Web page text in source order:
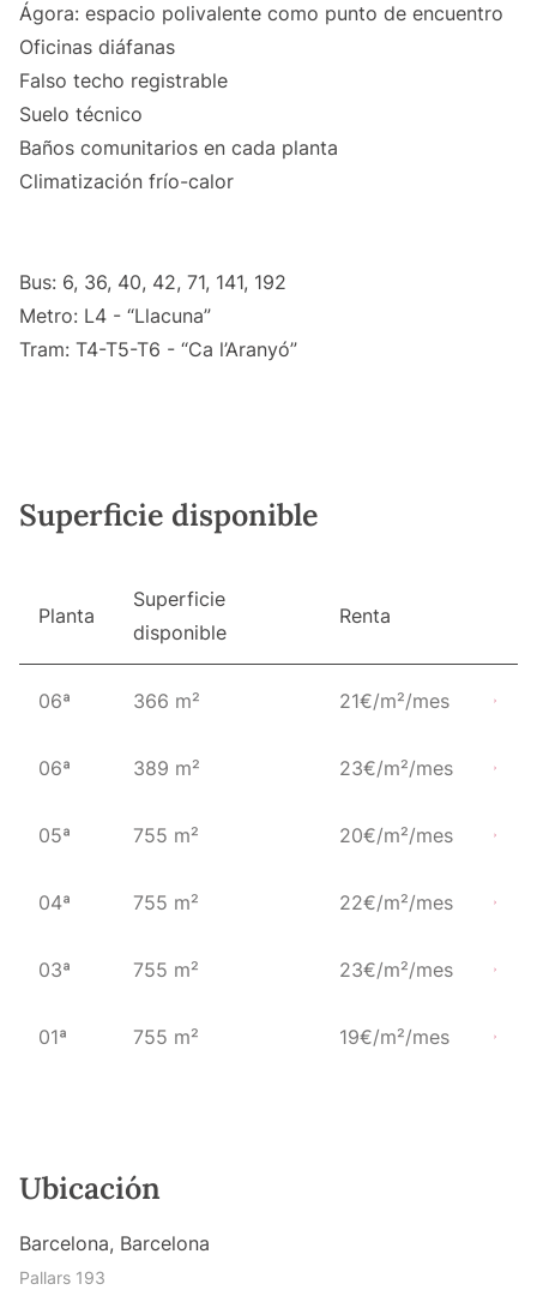
Ágora: espacio polivalente como punto de encuentro
Oficinas diáfanas
Falso techo registrable
Suelo técnico
Baños comunitarios en cada planta
Climatización frío-calor
Bus: 6, 36, 40, 42, 71, 141, 192
Metro: L4 - “Llacuna”
Tram: T4-T5-T6 - “Ca l’Aranyó”
Superficie disponible
Planta
Superficie
disponible
Renta
06ª 366 m² 21€/m²/mes
06ª 389 m² 23€/m²/mes
05ª 755 m² 20€/m²/mes
04ª 755 m² 22€/m²/mes
03ª 755 m² 23€/m²/mes
01ª 755 m² 19€/m²/mes
Ubicación
Barcelona, Barcelona
Pallars 193